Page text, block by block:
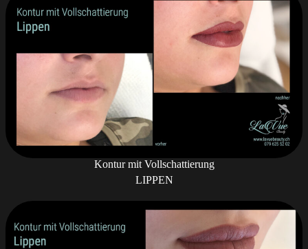
Kontur mit Vollschattierung
LIPPEN